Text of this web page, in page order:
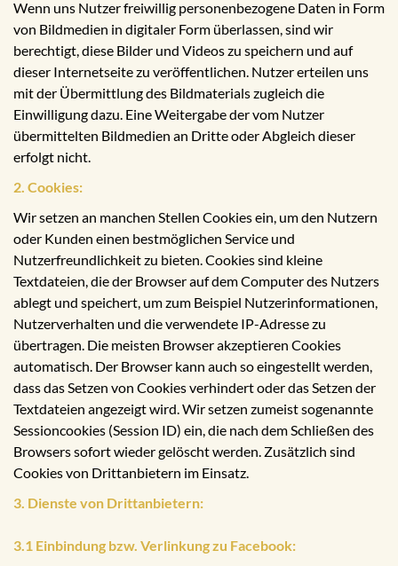
Wenn uns Nutzer freiwillig personenbezogene Daten in Form
von Bildmedien in digitaler Form überlassen, sind wir
berechtigt, diese Bilder und Videos zu speichern und auf
dieser Internetseite zu veröffentlichen. Nutzer erteilen uns
mit der Übermittlung des Bildmaterials zugleich die
Einwilligung dazu. Eine Weitergabe der vom Nutzer
übermittelten Bildmedien an Dritte oder Abgleich dieser
erfolgt nicht.
2. Cookies:
Wir setzen an manchen Stellen Cookies ein, um den Nutzern
oder Kunden einen bestmöglichen Service und
Nutzerfreundlichkeit zu bieten. Cookies sind kleine
Textdateien, die der Browser auf dem Computer des Nutzers
ablegt und speichert, um zum Beispiel Nutzerinformationen,
Nutzerverhalten und die verwendete IP-Adresse zu
übertragen. Die meisten Browser akzeptieren Cookies
automatisch. Der Browser kann auch so eingestellt werden,
dass das Setzen von Cookies verhindert oder das Setzen der
Textdateien angezeigt wird. Wir setzen zumeist sogenannte
Sessioncookies (Session ID) ein, die nach dem Schließen des
Browsers sofort wieder gelöscht werden. Zusätzlich sind
Cookies von Drittanbietern im Einsatz.
3. Dienste von Drittanbietern:
3.1 Einbindung bzw. Verlinkung zu Facebook: